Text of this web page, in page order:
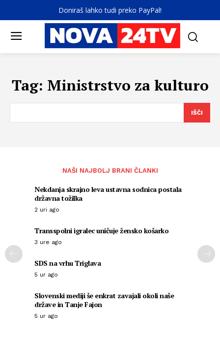
Doniraš lahko tudi preko PayPal!
Tag: Ministrstvo za kulturo
IŠČI
NAŠI NAJBOLJ BRANI ČLANKI
Nekdanja skrajno leva ustavna sodnica postala
državna tožilka
2 uri ago
Transspolni igralec uničuje žensko košarko
3 ure ago
SDS na vrhu Triglava
5 ur ago
Slovenski mediji še enkrat zavajali okoli naše
države in Tanje Fajon
5 ur ago